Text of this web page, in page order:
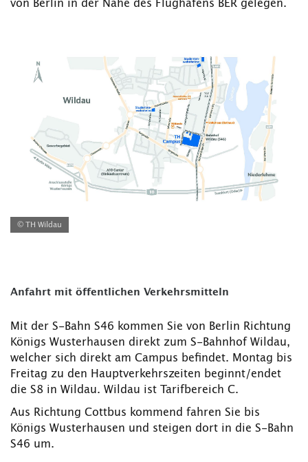
von Berlin in der Nähe des Flughafens BER gelegen.
© TH Wildau
Anfahrt mit öffentlichen Verkehrsmitteln
Mit der S-Bahn S46 kommen Sie von Berlin Richtung
Königs Wusterhausen direkt zum S-Bahnhof Wildau,
welcher sich direkt am Campus befindet. Montag bis
Freitag zu den Hauptverkehrszeiten beginnt/endet
die S8 in Wildau. Wildau ist Tarifbereich C.
Aus Richtung Cottbus kommend fahren Sie bis
Königs Wusterhausen und steigen dort in die S-Bahn
S46 um.